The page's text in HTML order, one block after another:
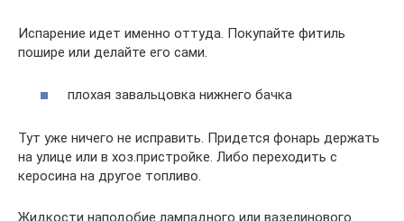
Испарение идет именно оттуда. Покупайте фитиль
пошире или делайте его сами.
плохая завальцовка нижнего бачка
Тут уже ничего не исправить. Придется фонарь держать
на улице или в хоз.пристройке. Либо переходить с
керосина на другое топливо.
Жидкости наподобие лампадного или вазелинового